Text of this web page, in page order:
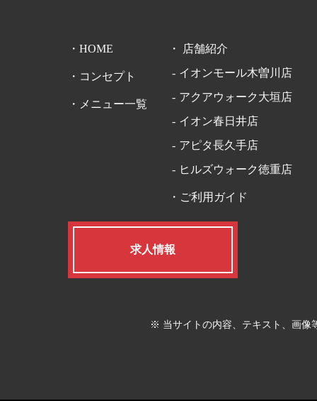
HOME
コンセプト
メニュー一覧
店舗紹介
イオンモール木曽川店
アクアウォーク大垣店
イオン春日井店
アピタ長久手店
ヒルズウォーク徳重店
ご利用ガイド
求人情報
※ 当サイトの内容、テキスト、画像